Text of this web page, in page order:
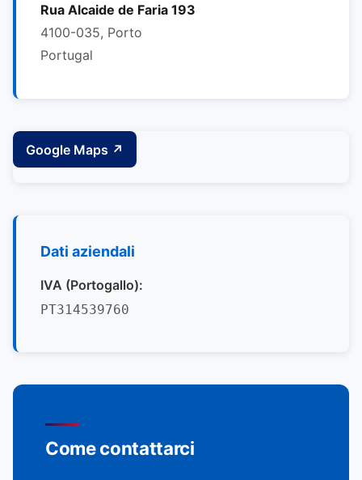
Rua Alcaide de Faria 193
4100-035, Porto
Portugal
Google Maps ↗
Dati aziendali
IVA (Portogallo):
PT314539760
Come contattarci